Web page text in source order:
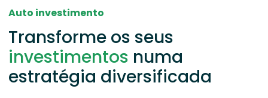
Auto investimento
Transforme os seus
investimentos numa
estratégia diversificada